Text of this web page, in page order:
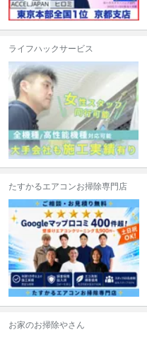
ライフハックサービス
たすかるエアコンお掃除専門店
お家のお掃除やさん